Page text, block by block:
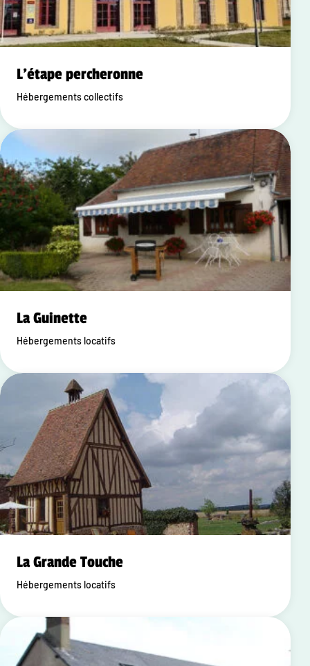
L'étape percheronne
Hébergements collectifs
La Guinette
Hébergements locatifs
La Grande Touche
Hébergements locatifs